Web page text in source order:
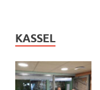
KASSEL